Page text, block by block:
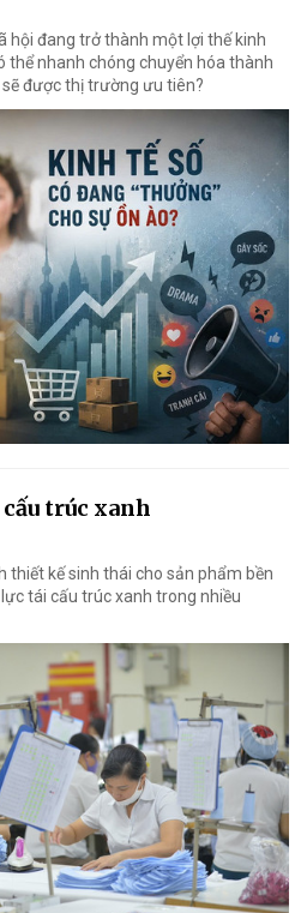
hội đang trở thành một lợi thế kinh
thể nhanh chóng chuyển hóa thành
được thị trường ưu tiên?
trúc xanh
thiết kế sinh thái cho sản phẩm bền
tái cấu trúc xanh trong nhiều